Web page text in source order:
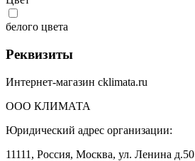
белого цвета
Реквизиты
Интернет-магазин cklimata.ru
ООО КЛИМАТА
Юридический адрес организации:
11111, Россия, Москва, ул. Ленина д.50